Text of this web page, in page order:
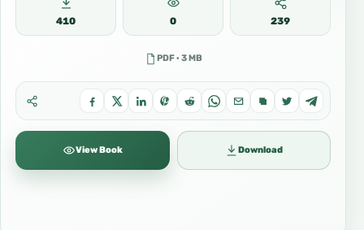
410 0 239
PDF · 3 MB
View Book Download